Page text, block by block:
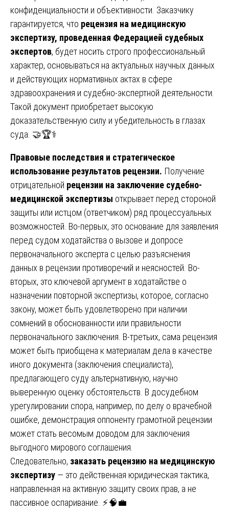
конфиденциальности и объективности. Заказчику
гарантируется, что рецензия на медицинскую
экспертизу, проведенная Федерацией судебных
экспертов, будет носить строго профессиональный
характер, основываться на актуальных научных данных
и действующих нормативных актах в сфере
здравоохранения и судебно-экспертной деятельности.
Такой документ приобретает высокую
доказательственную силу и убедительность в глазах
суда. 🤝🏆⚕️
Правовые последствия и стратегическое
использование результатов рецензии. Получение
отрицательной рецензии на заключение судебно-
медицинской экспертизы открывает перед стороной
защиты или истцом (ответчиком) ряд процессуальных
возможностей. Во-первых, это основание для заявления
перед судом ходатайства о вызове и допросе
первоначального эксперта с целью разъяснения
данных в рецензии противоречий и неясностей. Во-
вторых, это ключевой аргумент в ходатайстве о
назначении повторной экспертизы, которое, согласно
закону, может быть удовлетворено при наличии
сомнений в обоснованности или правильности
первоначального заключения. В-третьих, сама рецензия
может быть приобщена к материалам дела в качестве
иного документа (заключения специалиста),
предлагающего суду альтернативную, научно
выверенную оценку обстоятельств. В досудебном
урегулировании спора, например, по делу о врачебной
ошибке, демонстрация оппоненту грамотной рецензии
может стать весомым доводом для заключения
выгодного мирового соглашения.
Следовательно, заказать рецензию на медицинскую
экспертизу — это действенная юридическая тактика,
направленная на активную защиту своих прав, а не
пассивное оспаривание. ⚡🧠💼